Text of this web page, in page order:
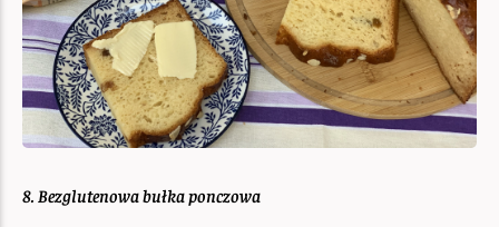
8. Bezglutenowa bułka ponczowa